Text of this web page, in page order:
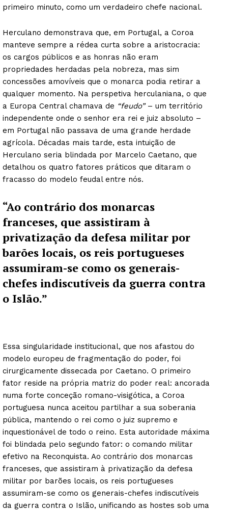
primeiro minuto, como um verdadeiro chefe nacional.
Herculano demonstrava que, em Portugal, a Coroa
manteve sempre a rédea curta sobre a aristocracia:
os cargos públicos e as honras não eram
propriedades herdadas pela nobreza, mas sim
concessões amovíveis que o monarca podia retirar a
qualquer momento. Na perspetiva herculaniana, o que
a Europa Central chamava de “feudo”– um território
independente onde o senhor era rei e juiz absoluto –
em Portugal não passava de uma grande herdade
agrícola. Décadas mais tarde, esta intuição de
Herculano seria blindada por Marcelo Caetano, que
detalhou os quatro fatores práticos que ditaram o
fracasso do modelo feudal entre nós.
“Ao contrário dos monarcas
franceses, que assistiram à
privatização da defesa militar por
barões locais, os reis portugueses
assumiram-se como os generais-
chefes indiscutíveis da guerra contra
o Islão.”
Essa singularidade institucional, que nos afastou do
modelo europeu de fragmentação do poder, foi
cirurgicamente dissecada por Caetano. O primeiro
fator reside na própria matriz do poder real: ancorada
numa forte conceção romano-visigótica, a Coroa
portuguesa nunca aceitou partilhar a sua soberania
pública, mantendo o rei como o juiz supremo e
inquestionável de todo o reino. Esta autoridade máxima
foi blindada pelo segundo fator: o comando militar
efetivo na Reconquista. Ao contrário dos monarcas
franceses, que assistiram à privatização da defesa
militar por barões locais, os reis portugueses
assumiram-se como os generais-chefes indiscutíveis
da guerra contra o Islão, unificando as hostes sob uma